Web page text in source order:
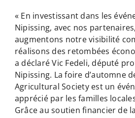
« En investissant dans les
Nipissing, avec nos
augmentons notre visibilité
réalisons des retombées
a déclaré Vic Fedeli, député
Nipissing. La foire d’automne
Agricultural Society est un
apprécié par les familles
Grâce au soutien financier de